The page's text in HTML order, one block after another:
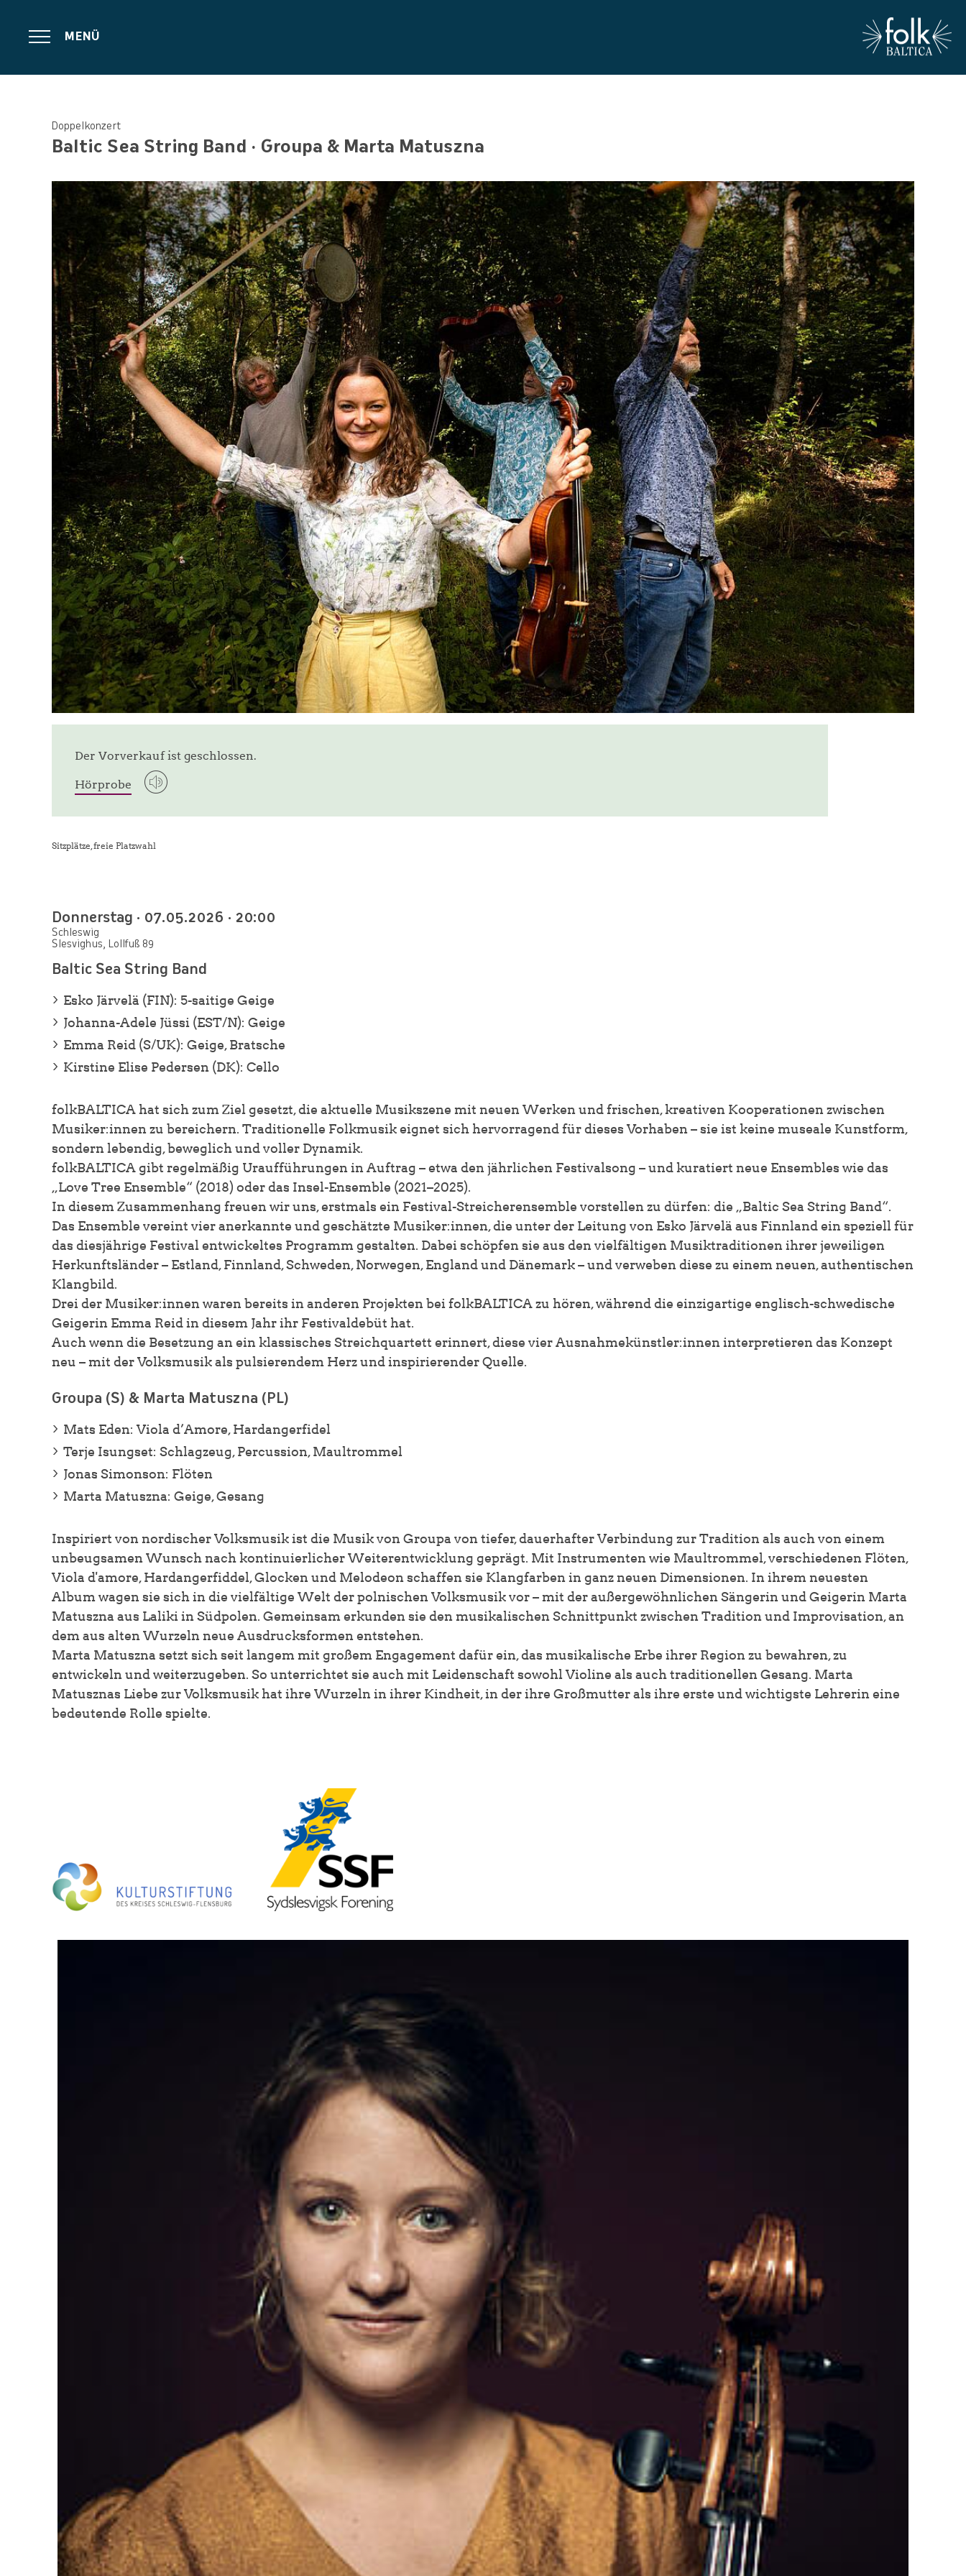
MENÜ
Doppelkonzert
Baltic Sea String Band Groupa & Marta Matuszna
© Kirstine Elise Pedersen
Der Vorverkauf ist geschlossen.
Hörprobe
Sitzplätze, freie Platzwahl
Donnerstag · 07.05.2026 · 20:00
Schleswig
Slesvighus, Lollfuß 89
Baltic Sea String Band
Esko Järvelä (FIN): 5-saitige Geige
Johanna-Adele Jüssi (EST/N): Geige
Emma Reid (S/UK): Geige, Bratsche
Kirstine Elise Pedersen (DK): Cello
folkBALTICA hat sich zum Ziel gesetzt, die aktuelle Musikszene mit neuen Werken und frischen, kreativen Kooperationen zwischen
Musiker:innen zu bereichern. Traditionelle Folkmusik eignet sich hervorragend für dieses Vorhaben – sie ist keine museale Kunstform,
sondern lebendig, beweglich und voller Dynamik.
folkBALTICA gibt regelmäßig Uraufführungen in Auftrag – etwa den jährlichen Festivalsong – und kuratiert neue Ensembles wie das
„Love Tree Ensemble“ (2018) oder das Insel-Ensemble (2021–2025).
In diesem Zusammenhang freuen wir uns, erstmals ein Festival-Streicherensemble vorstellen zu dürfen: die „Baltic Sea String Band“.
Das Ensemble vereint vier anerkannte und geschätzte Musiker:innen, die unter der Leitung von Esko Järvelä aus Finnland ein speziell für
das diesjährige Festival entwickeltes Programm gestalten. Dabei schöpfen sie aus den vielfältigen Musiktraditionen ihrer jeweiligen
Herkunftsländer – Estland, Finnland, Schweden, Norwegen, England und Dänemark – und verweben diese zu einem neuen, authentischen
Klangbild.
Drei der Musiker:innen waren bereits in anderen Projekten bei folkBALTICA zu hören, während die einzigartige englisch-schwedische
Geigerin Emma Reid in diesem Jahr ihr Festivaldebüt hat.
Auch wenn die Besetzung an ein klassisches Streichquartett erinnert, diese vier Ausnahmekünstler:innen interpretieren das Konzept
neu – mit der Volksmusik als pulsierendem Herz und inspirierender Quelle.
Groupa (S) & Marta Matuszna (PL)
Mats Eden: Viola d’Amore, Hardangerfidel
Terje Isungset: Schlagzeug, Percussion, Maultrommel
Jonas Simonson: Flöten
Marta Matuszna: Geige, Gesang
Inspiriert von nordischer Volksmusik ist die Musik von Groupa von tiefer, dauerhafter Verbindung zur Tradition als auch von einem
unbeugsamen Wunsch nach kontinuierlicher Weiterentwicklung geprägt. Mit Instrumenten wie Maultrommel, verschiedenen Flöten,
Viola d'amore, Hardangerfiddel, Glocken und Melodeon schaffen sie Klangfarben in ganz neuen Dimensionen. In ihrem neuesten
Album wagen sie sich in die vielfältige Welt der polnischen Volksmusik vor – mit der außergewöhnlichen Sängerin und Geigerin Marta
Matuszna aus Laliki in Südpolen. Gemeinsam erkunden sie den musikalischen Schnittpunkt zwischen Tradition und Improvisation, an
dem aus alten Wurzeln neue Ausdrucksformen entstehen.
Marta Matuszna setzt sich seit langem mit großem Engagement dafür ein, das musikalische Erbe ihrer Region zu bewahren, zu
entwickeln und weiterzugeben. So unterrichtet sie auch mit Leidenschaft sowohl Violine als auch traditionellen Gesang. Marta
Matusznas Liebe zur Volksmusik hat ihre Wurzeln in ihrer Kindheit, in der ihre Großmutter als ihre erste und wichtigste Lehrerin eine
bedeutende Rolle spielte.